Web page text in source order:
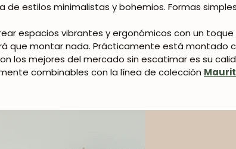
de estilos minimalistas y bohemios. Formas
espacios vibrantes y ergonómicos con un
que montar nada. Prácticamente está montado
los mejores del mercado sin escatimar es su
combinables con la línea de colección